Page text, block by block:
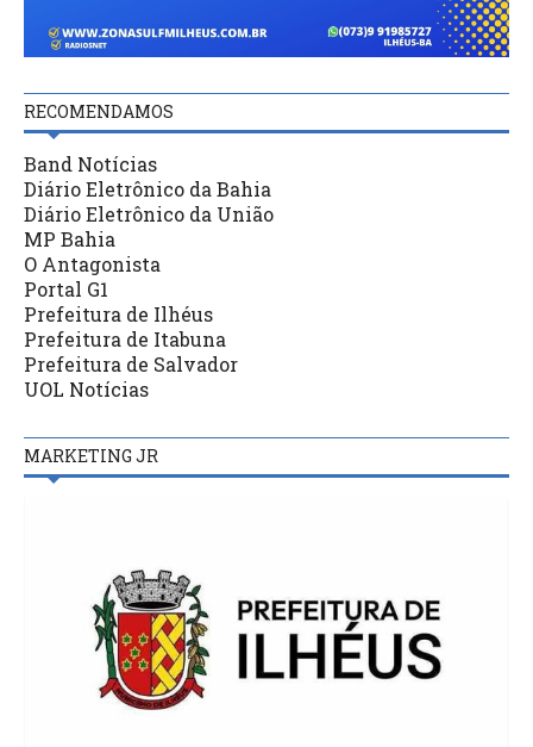
RECOMENDAMOS
Band Notícias
Diário Eletrônico da Bahia
Diário Eletrônico da União
MP Bahia
O Antagonista
Portal G1
Prefeitura de Ilhéus
Prefeitura de Itabuna
Prefeitura de Salvador
UOL Notícias
MARKETING JR